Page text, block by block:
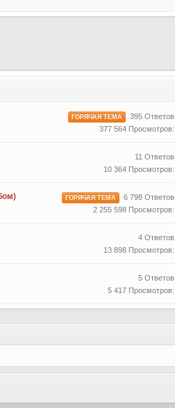
ГОРЯЧАЯ ТЕМА
395 Ответов
377 564 Просмотров:
11 Ответов
10 364 Просмотров:
ГОРЯЧАЯ ТЕМА
6 798 Ответов
2 255 598 Просмотров:
4 Ответов
13 898 Просмотров:
5 Ответов
5 417 Просмотров: